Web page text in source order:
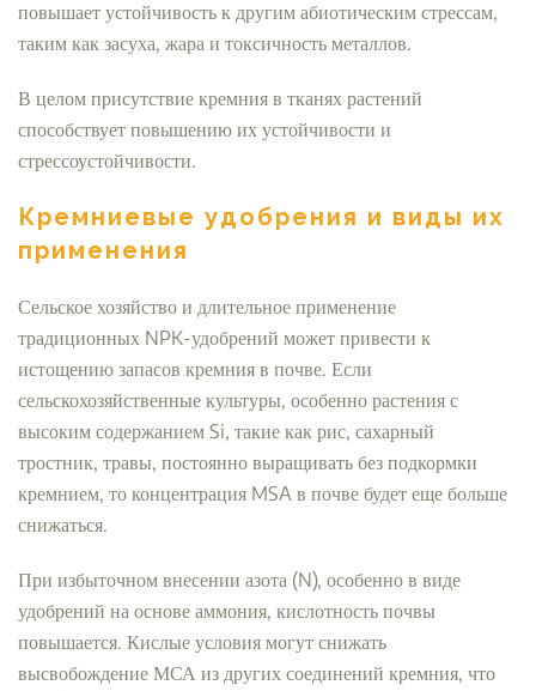
повышает устойчивость к другим абиотическим стрессам,
таким как засуха, жара и токсичность металлов.
В целом присутствие кремния в тканях растений
способствует повышению их устойчивости и
стрессоустойчивости.
Кремниевые удобрения и виды их
применения
Сельское хозяйство и длительное применение
традиционных NPK-удобрений может привести к
истощению запасов кремния в почве. Если
сельскохозяйственные культуры, особенно растения с
высоким содержанием Si, такие как рис, сахарный
тростник, травы, постоянно выращивать без подкормки
кремнием, то концентрация MSA в почве будет еще больше
снижаться.
При избыточном внесении азота (N), особенно в виде
удобрений на основе аммония, кислотность почвы
повышается. Кислые условия могут снижать
высвобождение МСА из других соединений кремния, что